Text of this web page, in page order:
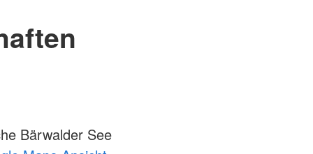
Bärwalder See